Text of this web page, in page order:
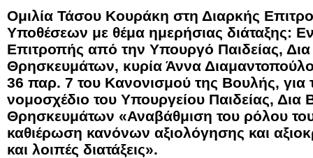
Ομιλία Τάσου Κουράκη στη Διαρκής
Υποθέσεων με θέμα ημερήσιας διάταξης:
Επιτροπής από την Υπουργό Παιδείας,
Θρησκευμάτων, κυρία Άννα
36 παρ. 7 του Κανονισμού της Βουλής, για
νομοσχέδιο του Υπουργείου Παιδείας, Δια
Θρησκευμάτων «Αναβάθμιση του ρόλου του
καθιέρωση κανόνων αξιολόγησης και
και λοιπές διατάξεις».